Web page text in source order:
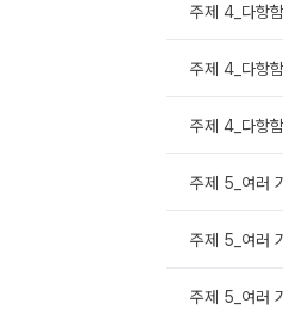
주제 4_다항
주제 4_다항
주제 4_다항
주제 5_여러
주제 5_여러
주제 5_여러